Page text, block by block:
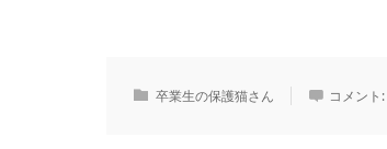
卒業生の保護猫さん コメント: